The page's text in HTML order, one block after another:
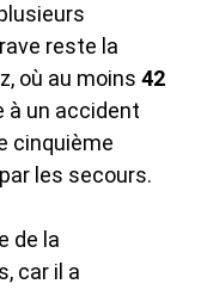
reste la
où au moins 42
à un accident
cinquième
les secours.
de la
car il a